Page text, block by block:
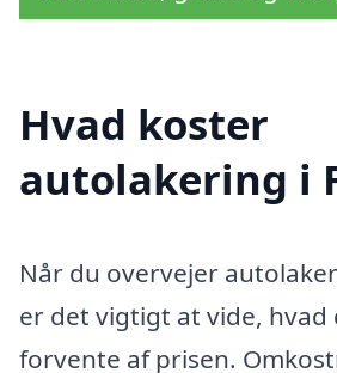
Hvad koster
autolakering i
Når du overvejer
er det vigtigt at vide, hvad
forvente af prisen.